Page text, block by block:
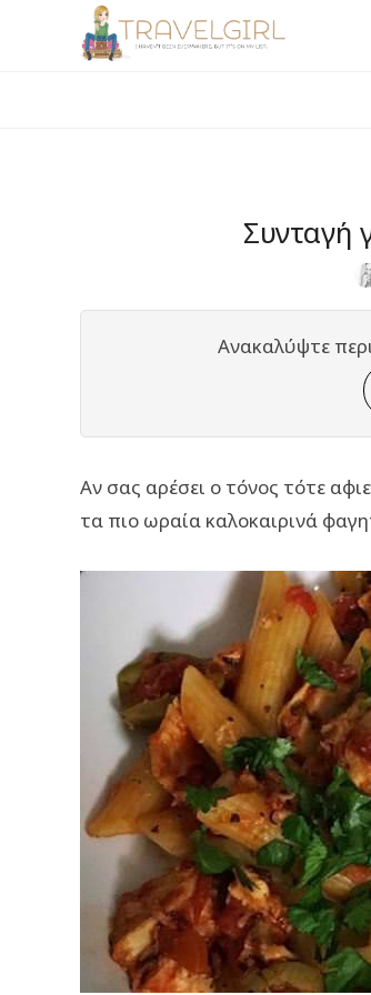
Συνταγή
Ανακαλύψτε
Αν σας αρέσει ο τόνος τότε
τα πιο ωραία καλοκαιρινά